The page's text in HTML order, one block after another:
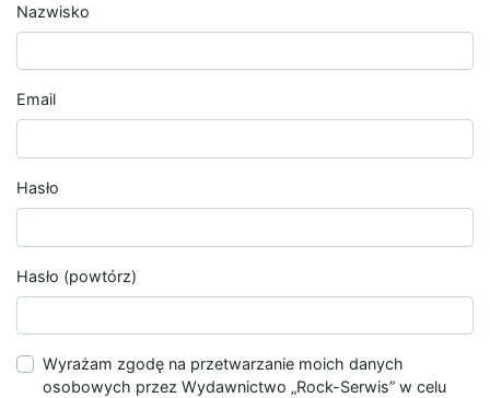
Nazwisko
Email
Hasło
Hasło (powtórz)
Wyrażam zgodę na przetwarzanie moich danych
osobowych przez Wydawnictwo „Rock-Serwis” w celu